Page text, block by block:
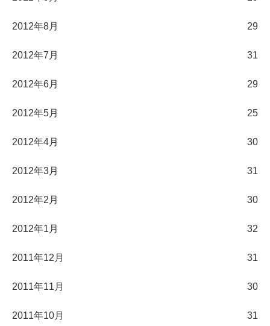
2012年8月 29
2012年7月 31
2012年6月 29
2012年5月 25
2012年4月 30
2012年3月 31
2012年2月 30
2012年1月 32
2011年12月 31
2011年11月 30
2011年10月 31